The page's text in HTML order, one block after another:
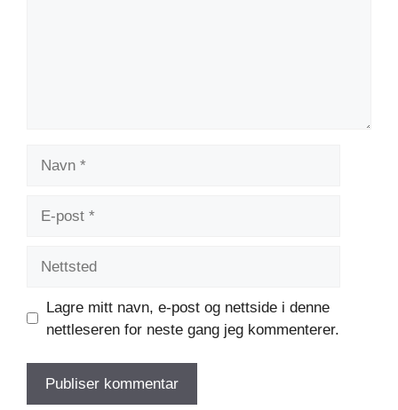
Lagre mitt navn, e-post og nettside i denne
nettleseren for neste gang jeg kommenterer.